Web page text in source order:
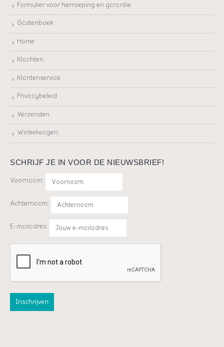
Formulier voor herroeping en garantie
Gastenboek
Home
Klachten
Klantenservice
Privacybeleid
Verzenden
Winkelwagen
SCHRIJF JE IN VOOR DE NIEUWSBRIEF!
Voornaam:
Achternaam:
E-mailadres: